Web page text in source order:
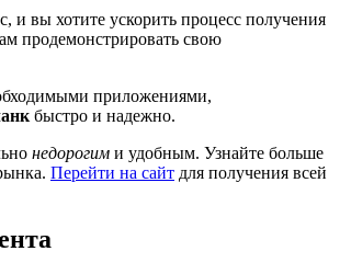
и вы хотите ускорить процесс получения
продемонстрировать свою
приложениями,
быстро и надежно.
недорогим и удобным. Узнайте больше
Перейти на сайт для получения всей